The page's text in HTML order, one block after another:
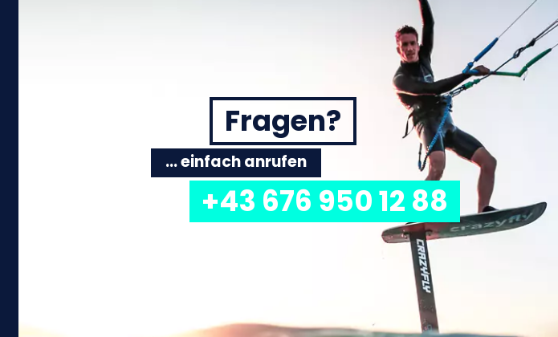
Fragen?
... einfach anrufen
+43 676 950 12 88